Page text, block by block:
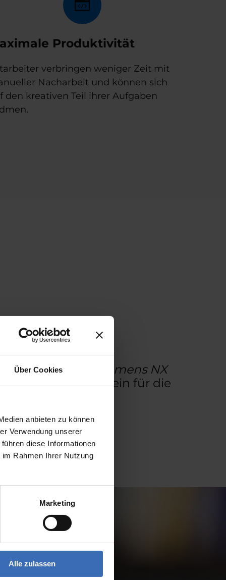
Über Cookies
anbieten zu können
Verwendung unserer
diese Informationen
Rahmen Ihrer Nutzung
Marketing
Alle zulassen
Produktivität
verbringen weniger Zeit mit
Nacharbeit und können sich
den kreativen Teil ihrer Aufgaben
in Siemens NX
Sie den Grundstein für die